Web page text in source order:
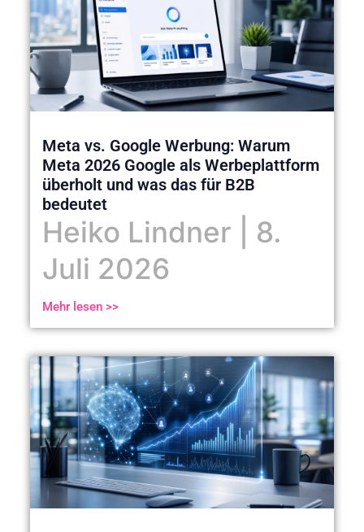
Meta vs. Google Werbung: Warum
Meta 2026 Google als Werbeplattform
überholt und was das für B2B
bedeutet
Heiko Lindner
8.
Juli 2026
Mehr lesen >>